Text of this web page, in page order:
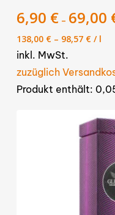
mehrere
auf.
Die
Optionen
Produktseite
6,90 € – 69,00
138,00 €– 98,57 €/ l
inkl. MwSt.
zuzüglich
Produkt enthält: